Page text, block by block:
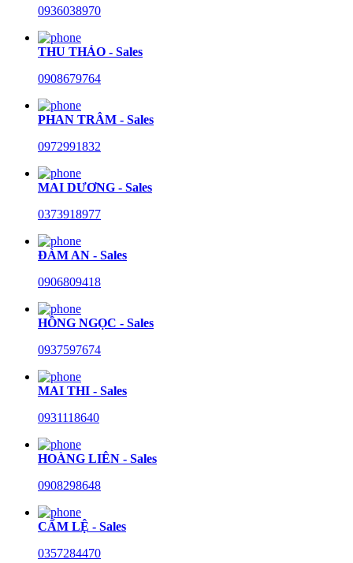
0936038970
THU THẢO - Sales
0908679764
PHAN TRÂM - Sales
0972991832
MAI DƯƠNG - Sales
0373918977
ĐÀM AN - Sales
0906809418
HỒNG NGỌC - Sales
0937597674
MAI THI - Sales
0931118640
HOÀNG LIÊN - Sales
0908298648
CẨM LỆ - Sales
0357284470